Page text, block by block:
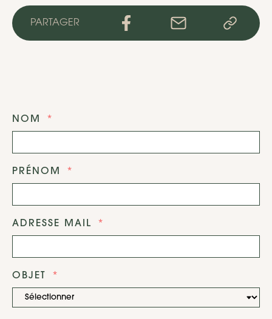
PARTAGER
NOM
PRÉNOM
ADRESSE MAIL
OBJET